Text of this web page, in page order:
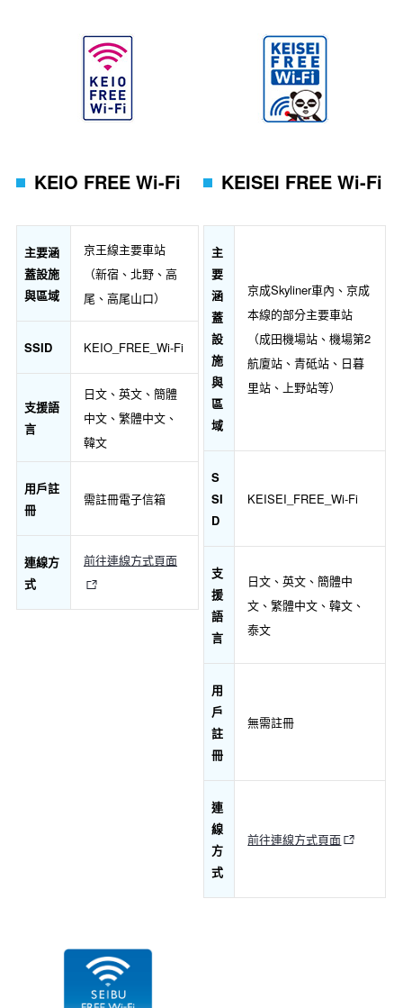
KEIO FREE Wi-Fi
主要涵
蓋設施
與區域
京王線主要車站
（新宿、北野、高
尾、高尾山口）
SSID KEIO_FREE_Wi-Fi
支援語
言
日文、英文、簡體
中文、繁體中文、
韓文
用戶註
冊
需註冊電子信箱
連線方
式
前往連線方式頁面
KEISEI FREE Wi-Fi
主
要
涵
蓋
設
施
與
區
域
京成Skyliner車內、京成
本線的部分主要車站
（成田機場站、機場第2
航廈站、青砥站、日暮
里站、上野站等）
S
SI
D
KEISEI_FREE_Wi-Fi
支
援
語
言
日文、英文、簡體中
文、繁體中文、韓文、
泰文
用
戶
註
冊
無需註冊
連
線
方
式
前往連線方式頁面